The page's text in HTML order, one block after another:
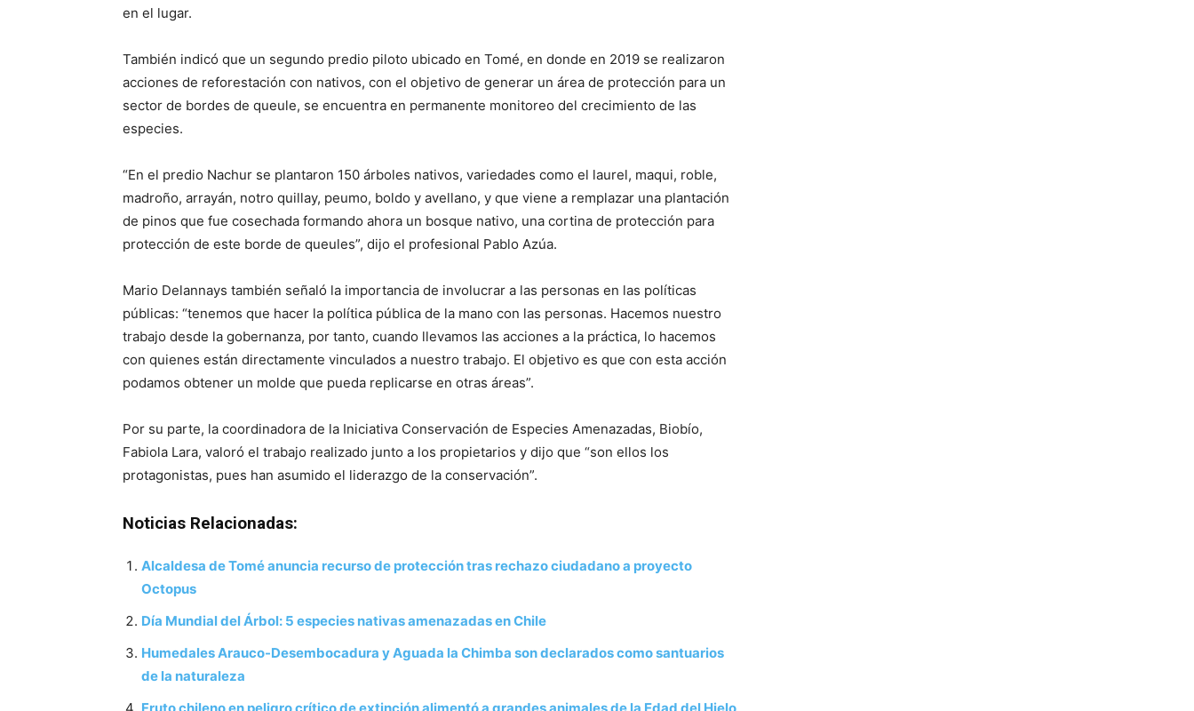
en el lugar.
También indicó que un segundo predio piloto ubicado en Tomé, en donde en 2019 se realizaron
acciones de reforestación con nativos, con el objetivo de generar un área de protección para un
sector de bordes de queule, se encuentra en permanente monitoreo del crecimiento de las
especies.
“En el predio Nachur se plantaron 150 árboles nativos, variedades como el laurel, maqui, roble,
madroño, arrayán, notro quillay, peumo, boldo y avellano, y que viene a remplazar una plantación
de pinos que fue cosechada formando ahora un bosque nativo, una cortina de protección para
protección de este borde de queules”, dijo el profesional Pablo Azúa.
Mario Delannays también señaló la importancia de involucrar a las personas en las políticas
públicas: “tenemos que hacer la política pública de la mano con las personas. Hacemos nuestro
trabajo desde la gobernanza, por tanto, cuando llevamos las acciones a la práctica, lo hacemos
con quienes están directamente vinculados a nuestro trabajo. El objetivo es que con esta acción
podamos obtener un molde que pueda replicarse en otras áreas”.
Por su parte, la coordinadora de la Iniciativa Conservación de Especies Amenazadas, Biobío,
Fabiola Lara, valoró el trabajo realizado junto a los propietarios y dijo que “son ellos los
protagonistas, pues han asumido el liderazgo de la conservación”.
Noticias Relacionadas:
Alcaldesa de Tomé anuncia recurso de protección tras rechazo ciudadano a proyecto
Octopus
Día Mundial del Árbol: 5 especies nativas amenazadas en Chile
Humedales Arauco-Desembocadura y Aguada la Chimba son declarados como santuarios
de la naturaleza